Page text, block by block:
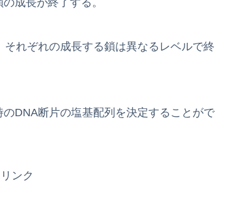
成長が終了する。
れぞれの成長する鎖は異なるレベルで終
DNA断片の塩基配列を決定することがで
ンク